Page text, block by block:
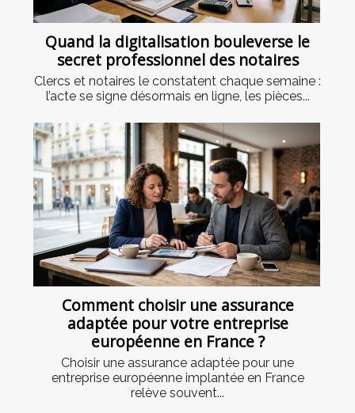
Quand la digitalisation bouleverse le
secret professionnel des notaires
Clercs et notaires le constatent chaque semaine :
l’acte se signe désormais en ligne, les pièces...
Comment choisir une assurance
adaptée pour votre entreprise
européenne en France ?
Choisir une assurance adaptée pour une
entreprise européenne implantée en France
relève souvent...